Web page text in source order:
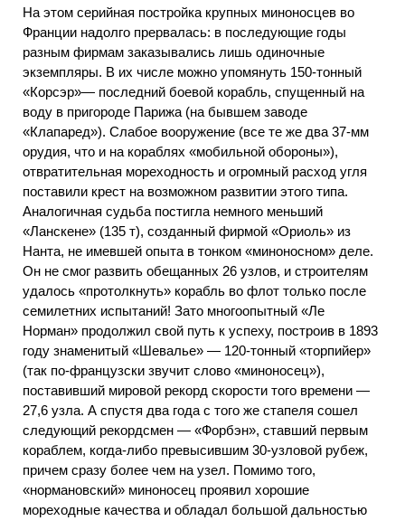
На этом серийная постройка крупных миноносцев во
Франции надолго прервалась: в последующие годы
разным фирмам заказывались лишь одиночные
экземпляры. В их числе можно упомянуть 150-тонный
«Корсэр»— последний боевой корабль, спущенный на
воду в пригороде Парижа (на бывшем заводе
«Клапаред»). Слабое вооружение (все те же два 37-мм
орудия, что и на кораблях «мобильной обороны»),
отвратительная мореходность и огромный расход угля
поставили крест на возможном развитии этого типа.
Аналогичная судьба постигла немного меньший
«Ланскене» (135 т), созданный фирмой «Ориоль» из
Нанта, не имевшей опыта в тонком «миноносном» деле.
Он не смог развить обещанных 26 узлов, и строителям
удалось «протолкнуть» корабль во флот только после
семилетних испытаний! Зато многоопытный «Ле
Норман» продолжил свой путь к успеху, построив в 1893
году знаменитый «Шевалье» — 120-тонный «торпийер»
(так по-французски звучит слово «миноносец»),
поставивший мировой рекорд скорости того времени —
27,6 узла. А спустя два года с того же стапеля сошел
следующий рекордсмен — «Форбэн», ставший первым
кораблем, когда-либо превысившим 30-узловой рубеж,
причем сразу более чем на узел. Помимо того,
«нормановский» миноносец проявил хорошие
мореходные качества и обладал большой дальностью